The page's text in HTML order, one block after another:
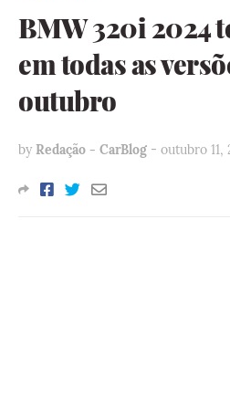
BMW 320i 2024
em todas as
outubro
by Redação - CarBlog - outubro 11,